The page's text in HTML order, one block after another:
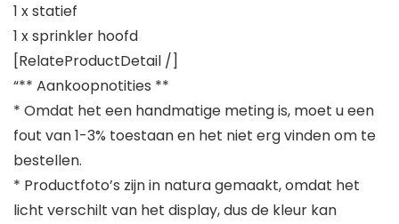
1 x statief
1 x sprinkler hoofd
[RelateProductDetail /]
“** Aankoopnotities **
* Omdat het een handmatige meting is, moet u een
fout van 1-3% toestaan ​​en het niet erg vinden om te
bestellen.
* Productfoto’s zijn in natura gemaakt, omdat het
licht verschilt van het display, dus de kleur kan